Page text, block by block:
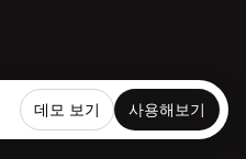
데모 보기 사용해보기